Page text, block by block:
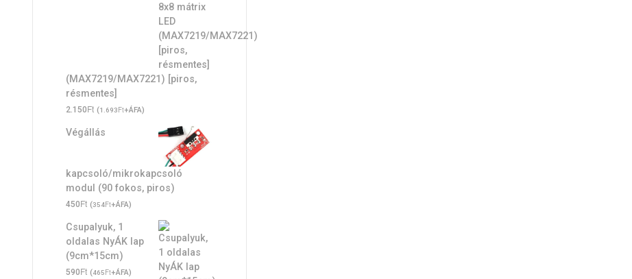
(MAX7219/MAX7221) [piros,
résmentes]
2.150Ft (1.693Ft+ÁFA)
Végállás
kapcsoló/mikrokapcsoló
modul (90 fokos, piros)
450Ft (354Ft+ÁFA)
Csupalyuk, 1
oldalas NyÁK lap
(9cm*15cm)
590Ft (465Ft+ÁFA)